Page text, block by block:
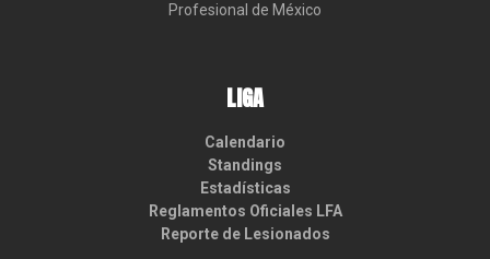
Profesional de México
LIGA
Calendario
Standings
Estadísticas
Reglamentos Oficiales LFA
Reporte de Lesionados